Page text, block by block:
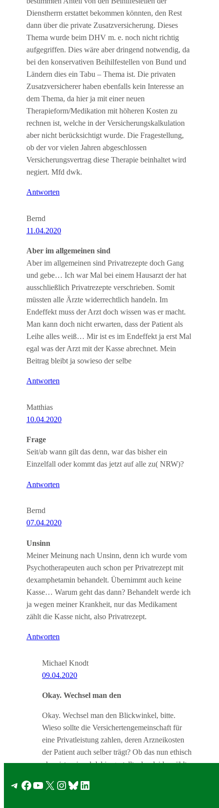
Dienstherrn erstattet bekommen könnten, den Rest
dann über die private Zusatzversicherung. Dieses
Thema wurde beim DHV m. e. noch nicht richtig
aufgegriffen. Dies wäre aber dringend notwendig, da
bei den konservativen Beihilfestellen von Bund und
Ländern dies ein Tabu – Thema ist. Die privaten
Zusatzversicherer haben ebenfalls kein Interesse an
dem Thema, da hier ja mit einer neuen
Therapieform/Medikation mit höheren Kosten zu
rechnen ist, welche in der Versicherungskalkulation
aber nicht berücksichtigt wurde. Die Fragestellung,
ob der vor vielen Jahren abgeschlossen
Versicherungsvertrag diese Therapie beinhaltet wird
negiert. Mfd dwk.
Antworten
Bernd
11.04.2020
Aber im allgemeinen sind
Aber im allgemeinen sind Privatrezepte doch Gang
und gebe… Ich war Mal bei einem Hausarzt der hat
ausschließlich Privatrezepte verschrieben. Somit
müssten alle Ärzte widerrechtlich handeln. Im
Endeffekt muss der Arzt doch wissen was er macht.
Man kann doch nicht erwarten, dass der Patient als
Leihe alles weiß… Mir ist es im Endeffekt ja erst Mal
egal was der Arzt mit der Kasse abrechnet. Mein
Beitrag bleibt ja sowieso der selbe
Antworten
Matthias
10.04.2020
Frage
Seit/ab wann gilt das denn, war das bisher ein
Einzelfall oder kommt das jetzt auf alle zu( NRW)?
Antworten
Bernd
07.04.2020
Unsinn
Meiner Meinung nach Unsinn, denn ich wurde vom
Psychotherapeuten auch schon per Privatrezept mit
dexamphetamin behandelt. Übernimmt auch keine
Kasse… Warum geht das dann? Behandelt werde ich
ja wegen meiner Krankheit, nur das Medikament
zählt die Kasse nicht, also Privatrezept.
Antworten
Michael Knodt
09.04.2020
Okay. Wechsel man den
Okay. Wechsel man den Blickwinkel, bitte.
Wieso sollte die Versichertengemeinschaft für
eine Privatleistung zahlen, deren Arzneikosten
der Patient auch selber trägt? Ob das nun ethisch
okay ist, sei mal dahin gestellt, aber leider zählt
Gebührenordnung. Nur wer den Gegner
Telegram
Facebook
YouTube
X Instagram
Bluesky
LinkedIn